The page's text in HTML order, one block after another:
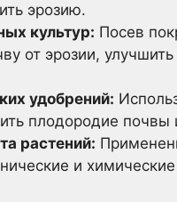
эрозию.
культур: Посев
от эрозии,
удобрений:
плодородие
растений:
и